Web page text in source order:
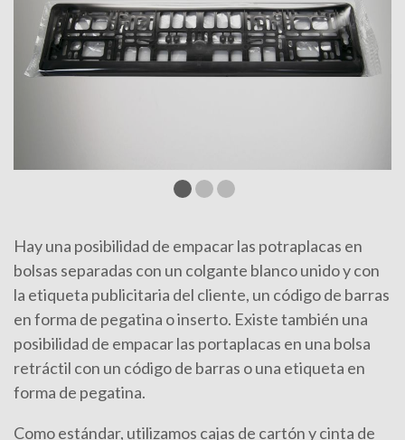
Hay una posibilidad de empacar las potraplacas en
bolsas separadas con un colgante blanco unido y con
la etiqueta publicitaria del cliente, un código de barras
en forma de pegatina o inserto. Existe también una
posibilidad de empacar las portaplacas en una bolsa
retráctil con un código de barras o una etiqueta en
forma de pegatina.
Como estándar, utilizamos cajas de cartón y cinta de